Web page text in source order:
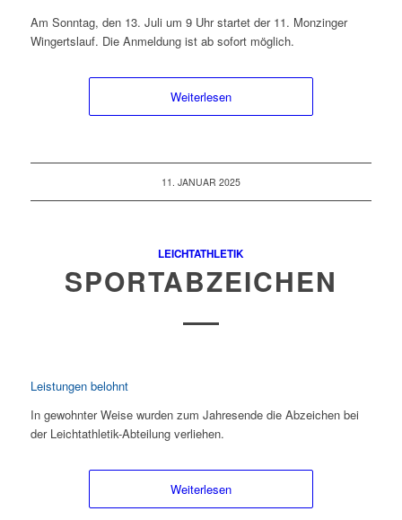
Am Sonntag, den 13. Juli um 9 Uhr startet der 11. Monzinger
Wingertslauf. Die Anmeldung ist ab sofort möglich.
Weiterlesen
11. JANUAR 2025
LEICHTATHLETIK
SPORTABZEICHEN
Leistungen belohnt
In gewohnter Weise wurden zum Jahresende die Abzeichen bei
der Leichtathletik-Abteilung verliehen.
Weiterlesen